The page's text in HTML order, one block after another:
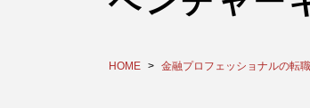
HOME 金融プロフェッショナルの転